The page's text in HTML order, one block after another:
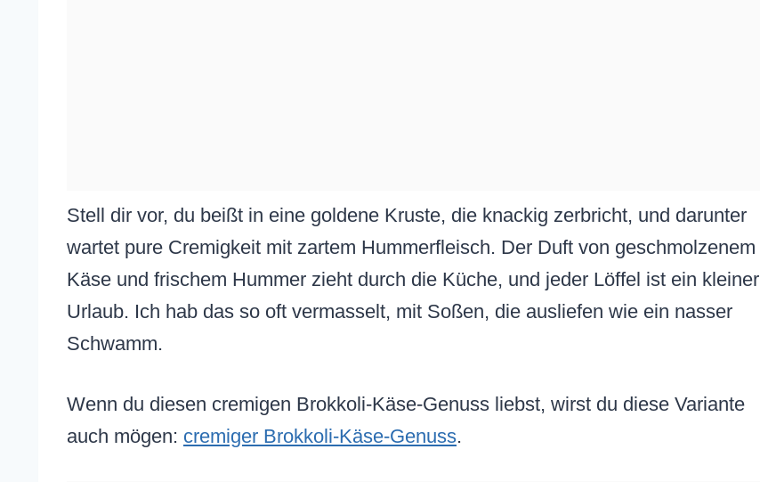
Stell dir vor, du beißt in eine goldene Kruste, die knackig zerbricht, und darunter
wartet pure Cremigkeit mit zartem Hummerfleisch. Der Duft von geschmolzenem
Käse und frischem Hummer zieht durch die Küche, und jeder Löffel ist ein kleiner
Urlaub. Ich hab das so oft vermasselt, mit Soßen, die ausliefen wie ein nasser
Schwamm.
Wenn du diesen cremigen Brokkoli-Käse-Genuss liebst, wirst du diese Variante
auch mögen: cremiger Brokkoli-Käse-Genuss.